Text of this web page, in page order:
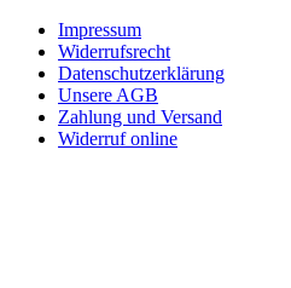
Impressum
Widerrufsrecht
Datenschutzerklärung
Unsere AGB
Zahlung und Versand
Widerruf online